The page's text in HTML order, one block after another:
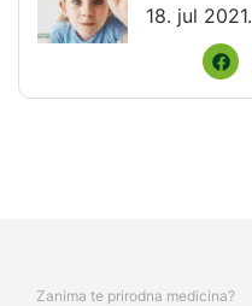
18. jul 2021.
Zanima te prirodna medicina?